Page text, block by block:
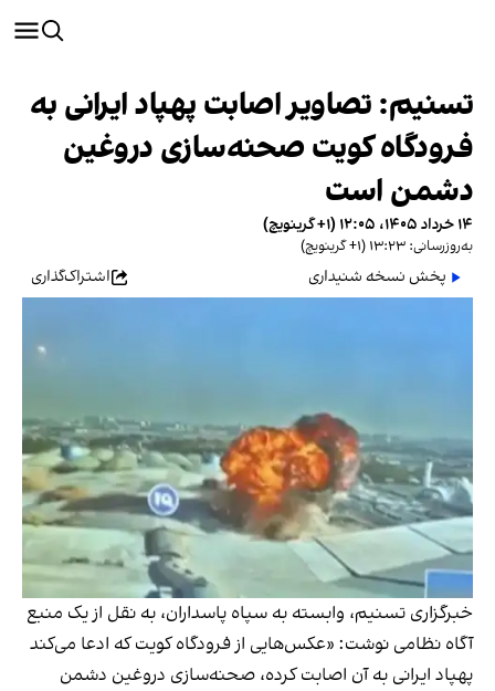
تسنیم: تصاویر اصابت پهپاد ایرانی به
فرودگاه کویت صحنه‌سازی دروغین
دشمن است
۱۴ خرداد ۱۴۰۵، ۱۲:۰۵ (‎+۱ گرینویچ)
به‌روزرسانی: ۱۳:۲۳ (‎+۱ گرینویچ)
پخش نسخه شنیداری اشتراک‌گذاری
خبرگزاری تسنیم، وابسته به سپاه پاسداران، به نقل از یک منبع
آگاه نظامی نوشت: «عکس‌هایی از فرودگاه کویت که ادعا می‌کند
پهپاد ایرانی به آن اصابت کرده، صحنه‌سازی دروغین دشمن